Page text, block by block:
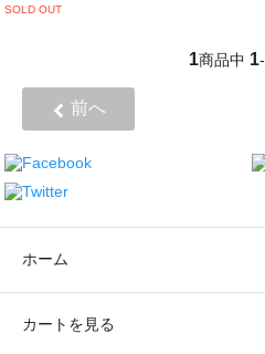
SOLD OUT
1商品中 1-
前へ
ホーム
カートを見る